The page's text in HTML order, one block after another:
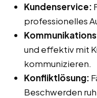
Kundenservice:
professionelles
und effektiv mit
kommunizieren.
Konfliktlösung:
Beschwerden